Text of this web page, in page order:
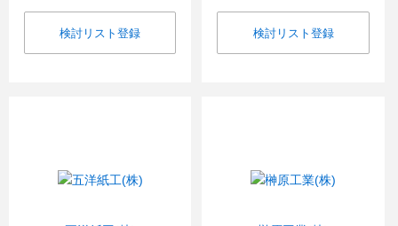
検討リスト登録 検討リスト登録